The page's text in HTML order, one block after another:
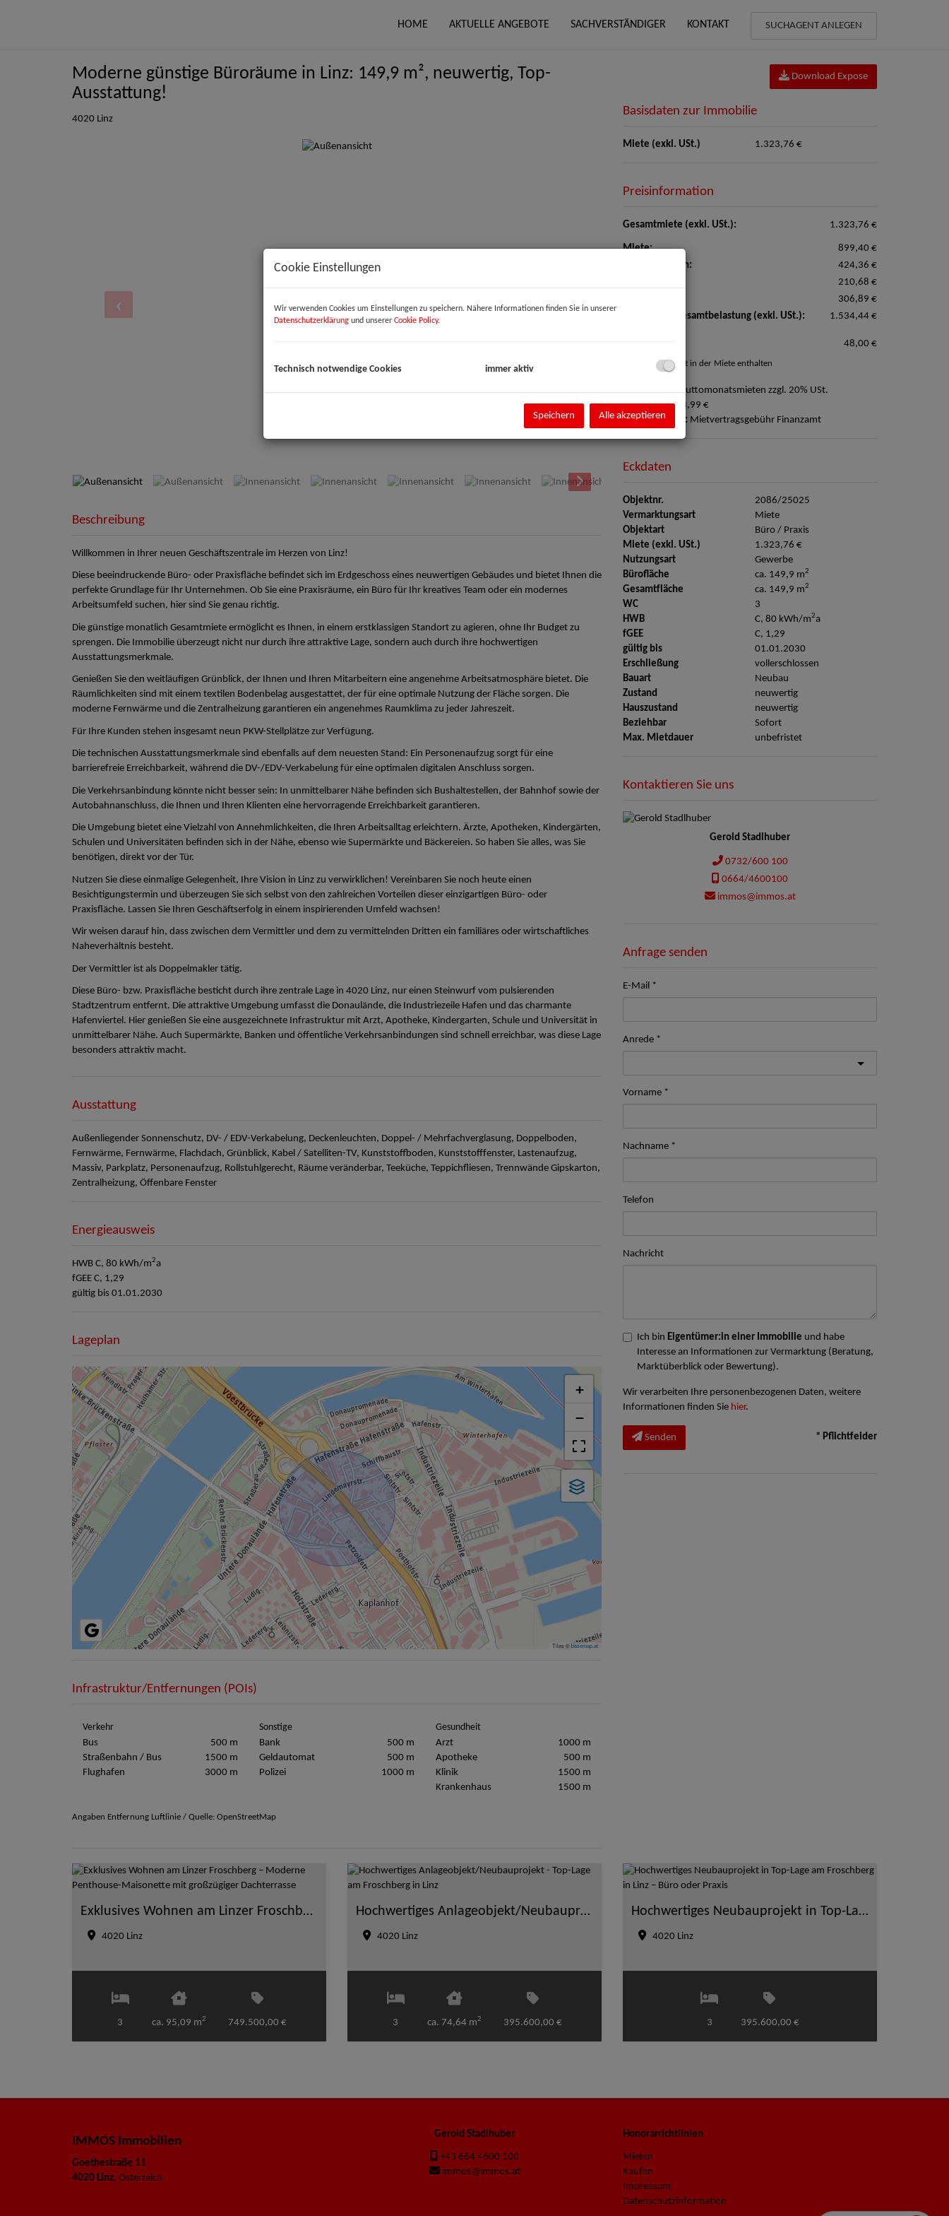
HOME AKTUELLE ANGEBOTE SACHVERSTÄNDIGER KONTAKT SUCHAGENT ANLEGEN
Moderne günstige Büroräume in Linz: 149,9 m², neuwertig, Top-
Ausstattung!
4020 Linz
Außenansicht
Beschreibung
Willkommen in Ihrer neuen Geschäftszentrale im Herzen von Linz!
Diese beeindruckende Büro- oder Praxisfläche befindet sich im Erdgeschoss eines neuwertigen Gebäudes und bietet Ihnen die
perfekte Grundlage für Ihr Unternehmen. Ob Sie eine Praxisräume, ein Büro für Ihr kreatives Team oder ein modernes
Arbeitsumfeld suchen, hier sind Sie genau richtig.
Die günstige monatlich Gesamtmiete ermöglicht es Ihnen, in einem erstklassigen Standort zu agieren, ohne Ihr Budget zu
sprengen. Die Immobilie überzeugt nicht nur durch ihre attraktive Lage, sondern auch durch ihre hochwertigen
Ausstattungsmerkmale.
Genießen Sie den weitläufigen Grünblick, der Ihnen und Ihren Mitarbeitern eine angenehme Arbeitsatmosphäre bietet. Die
Räumlichkeiten sind mit einem textilen Bodenbelag ausgestattet, der für eine optimale Nutzung der Fläche sorgen. Die
moderne Fernwärme und die Zentralheizung garantieren ein angenehmes Raumklima zu jeder Jahreszeit.
Für Ihre Kunden stehen insgesamt neun PKW-Stellplätze zur Verfügung.
Die technischen Ausstattungsmerkmale sind ebenfalls auf dem neuesten Stand: Ein Personenaufzug sorgt für eine
barrierefreie Erreichbarkeit, während die DV-/EDV-Verkabelung für eine optimalen digitalen Anschluss sorgen.
Die Verkehrsanbindung könnte nicht besser sein: In unmittelbarer Nähe befinden sich Bushaltestellen, der Bahnhof sowie der
Autobahnanschluss, die Ihnen und Ihren Klienten eine hervorragende Erreichbarkeit garantieren.
Die Umgebung bietet eine Vielzahl von Annehmlichkeiten, die Ihren Arbeitsalltag erleichtern. Ärzte, Apotheken, Kindergärten,
Schulen und Universitäten befinden sich in der Nähe, ebenso wie Supermärkte und Bäckereien. So haben Sie alles, was Sie
benötigen, direkt vor der Tür.
Nutzen Sie diese einmalige Gelegenheit, Ihre Vision in Linz zu verwirklichen! Vereinbaren Sie noch heute einen
Besichtigungstermin und überzeugen Sie sich selbst von den zahlreichen Vorteilen dieser einzigartigen Büro- oder
Praxisfläche. Lassen Sie Ihren Geschäftserfolg in einem inspirierenden Umfeld wachsen!
Wir weisen darauf hin, dass zwischen dem Vermittler und dem zu vermittelnden Dritten ein familiäres oder wirtschaftliches
Naheverhältnis besteht.
Der Vermittler ist als Doppelmakler tätig.
Diese Büro- bzw. Praxisfläche besticht durch ihre zentrale Lage in 4020 Linz, nur einen Steinwurf vom pulsierenden
Stadtzentrum entfernt. Die attraktive Umgebung umfasst die Donaulände, die Industriezeile Hafen und das charmante
Hafenviertel. Hier genießen Sie eine ausgezeichnete Infrastruktur mit Arzt, Apotheke, Kindergarten, Schule und Universität in
unmittelbarer Nähe. Auch Supermärkte, Banken und öffentliche Verkehrsanbindungen sind schnell erreichbar, was diese Lage
besonders attraktiv macht.
Ausstattung
Außenliegender Sonnenschutz DV- / EDV-Verkabelung Deckenleuchten Doppel- / Mehrfachverglasung Doppelboden
Fernwärme Fernwärme Flachdach Grünblick Kabel / Satelliten-TV Kunststoffboden Kunststofffenster Lastenaufzug
Massiv Parkplatz Personenaufzug Rollstuhlgerecht Räume veränderbar Teeküche Teppichfliesen Trennwände Gipskarton
Zentralheizung Öffenbare Fenster
Energieausweis
HWB C, 80 kWh/m2a
fGEE C, 1,29
gültig bis 01.01.2030
Lageplan
+
−
Tiles ©basemap.at
Infrastruktur/Entfernungen (POIs)
Verkehr
Bus
500 m
Straßenbahn / Bus
1500 m
Flughafen
3000 m
Sonstige
Bank
500 m
Geldautomat
500 m
Polizei
1000 m
Gesundheit
Arzt
1000 m
Apotheke
500 m
Klinik
1500 m
Krankenhaus
1500 m
Angaben Entfernung Luftlinie / Quelle: OpenStreetMap
Download Expose
Basisdaten zur Immobilie
Miete (exkl. USt.) 1.323,76 €
Preisinformation
Gesamtmiete (exkl. USt.): 1.323,76 €
Miete:
899,40 €
Betriebskosten:
424,36 €
210,68 €
306,89 €
monatliche Gesamtbelastung (exkl. USt.):
1.534,44 €
48,00 €
** optional, nicht in der Miete enthalten
Provision: 3 Bruttomonatsmieten zzgl. 20% USt.
Kaution: 5.523,99 €
Vergebührung: Mietvertragsgebühr Finanzamt
Eckdaten
Objektnr.
2086/25025
Vermarktungsart
Miete
Objektart
Büro / Praxis
Miete (exkl. USt.)
1.323,76 €
Nutzungsart
Gewerbe
Bürofläche
ca. 149,9 m2
Gesamtfläche ca. 149,9 m2
WC
3
HWB
C, 80 kWh/m2a
fGEE
C, 1,29
gültig bis
01.01.2030
Erschließung
vollerschlossen
Bauart
Neubau
Zustand
neuwertig
Hauszustand
neuwertig
Beziehbar
Sofort
Max. Mietdauer
unbefristet
Kontaktieren Sie uns
Gerold Stadlhuber
0732/600 100
0664/4600100
immos@immos.at
Anfrage senden
E-Mail
Anrede
Vorname
Nachname
Telefon
Nachricht
Ich bin Eigentümer:in einer Immobilie und habe
Interesse an Informationen zur Vermarktung (Beratung,
Marktüberblick oder Bewertung).
Wir verarbeiten Ihre personenbezogenen Daten, weitere
Informationen finden Sie hier.
Senden * Pflichtfelder
Exklusives Wohnen am Linzer Froschberg – Moderne Penthouse-Maisonette mit großzügiger Dachterrasse
4020 Linz
3 ca. 95,09 m2 749.500,00 €
Hochwertiges Anlageobjekt/Neubauprojekt - Top-Lage am Froschberg in Linz
4020 Linz
3 ca. 74,64 m2 395.600,00 €
Hochwertiges Neubauprojekt in Top-Lage am Froschberg in Linz – Büro oder Praxis
4020 Linz
3 395.600,00 €
IMMOS Immobilien
Goethestraße 11
4020 Linz, Österreich
Gerold Stadlhuber
+43 664 4600 100
immos@immos.at
Honorarrichtlinien
Mieten
Kaufen
Impressum
Datenschutzinformation
Cookie Einstellungen
Wir verwenden Cookies um Einstellungen zu speichern. Nähere Informationen finden Sie in unserer
Datenschutzerklärung und unserer Cookie Policy.
Technisch notwendige Cookies immer aktiv
Speichern Alle akzeptieren